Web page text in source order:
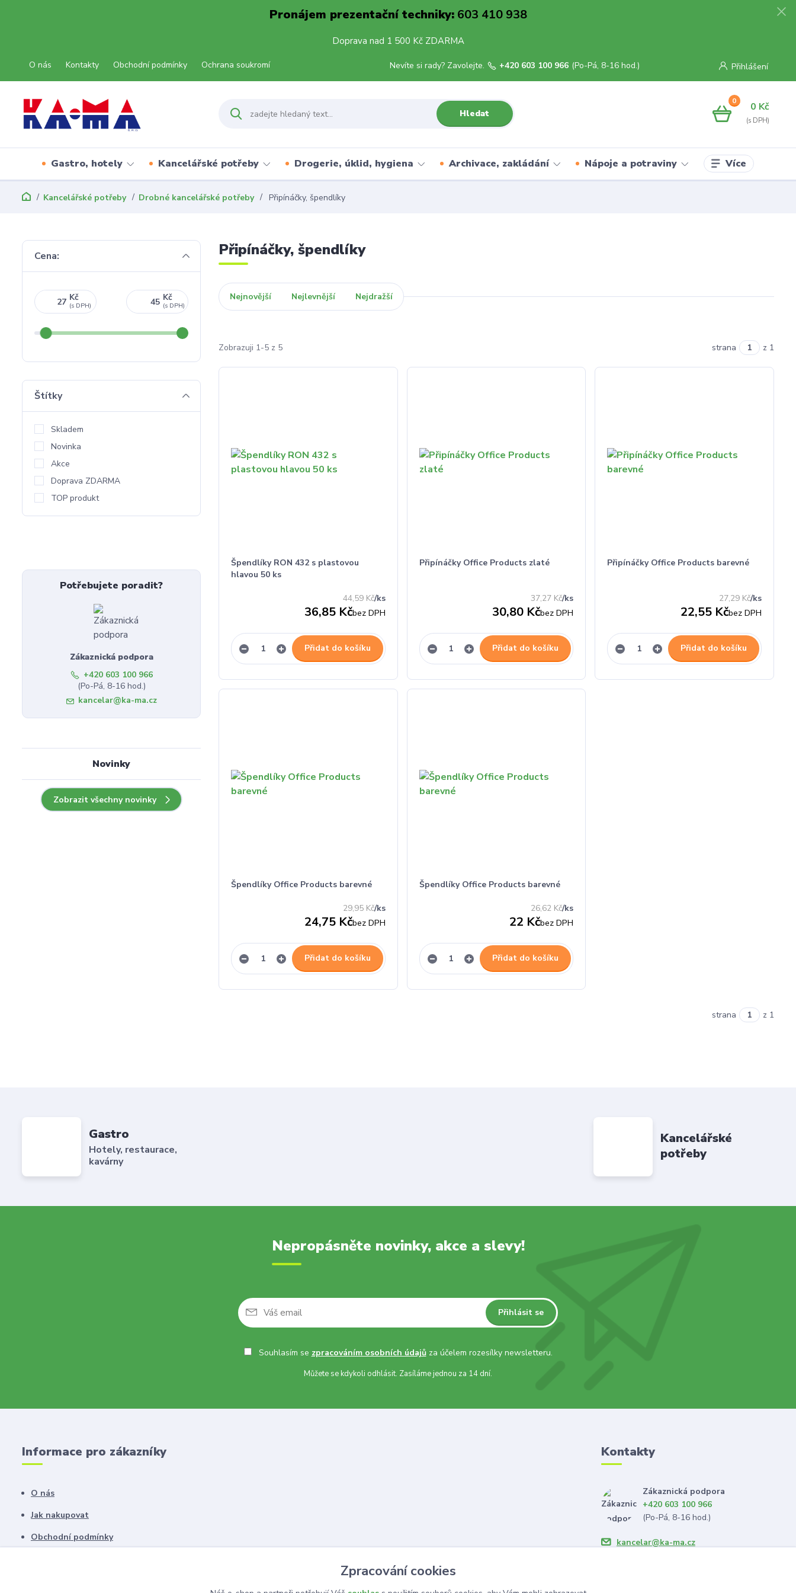
Pronájem prezentační techniky:603 410 938
Doprava nad 1 500 Kč ZDARMA
O nás Kontakty Obchodní podmínky Ochrana soukromí Přihlášení
Hledat
Nevíte si rady? Zavolejte. +420 603 100 966 (Po-Pá, 8-16 hod.)
0 0 Kč
Gastro, hotely Kancelářské potřeby Drogerie, úklid, hygiena Archivace, zakládání Nápoje a potraviny Více
Kancelářské potřeby Drobné kancelářské potřeby Připínáčky, špendlíky
Připínáčky, špendlíky
Nejnovější Nejlevnější Nejdražší
Zobrazuji 1-5 z 5 strana z 1
Špendlíky RON 432 s plastovou
hlavou 50 ks
44,59 Kč/ks
36,85 Kčbez DPH
Přidat do košíku
Připínáčky Office Products zlaté
37,27 Kč/ks
30,80 Kčbez DPH
Přidat do košíku
Připínáčky Office Products barevné
27,29 Kč/ks
22,55 Kčbez DPH
Přidat do košíku
Špendlíky Office Products barevné
29,95 Kč/ks
24,75 Kčbez DPH
Přidat do košíku
Špendlíky Office Products barevné
26,62 Kč/ks
22 Kčbez DPH
Přidat do košíku
strana z 1
Cena:
Kč Kč
Štítky
Skladem
Novinka
Akce
Doprava ZDARMA
TOP produkt
Potřebujete poradit?
Zákaznická podpora
+420 603 100 966
(Po-Pá, 8-16 hod.)
kancelar@ka-ma.cz
Novinky
Zobrazit všechny novinky
Gastro
Hotely, restaurace,
kavárny
Kancelářské
potřeby
Nepropásněte novinky, akce a slevy!
Přihlásit se
Souhlasím se zpracováním osobních údajůza účelem rozesílky newsletteru.
Můžete se kdykoli odhlásit. Zasíláme jednou za 14 dní.
Informace pro zákazníky
O nás
Jak nakupovat
Obchodní podmínky
Kontakty
Zákaznická podpora
+420 603 100 966
(Po-Pá, 8-16 hod.)
kancelar@ka-ma.cz
Zpracování cookies